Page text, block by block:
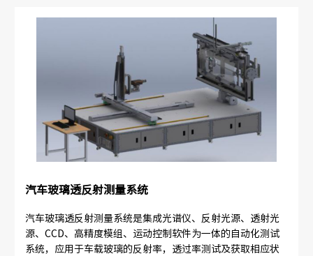
汽车玻璃透反射测量系统
汽车玻璃透反射测量系统是集成光谱仪、反射光源、透射光
源、CCD、高精度模组、运动控制软件为一体的自动化测试
系统，应用于车载玻璃的反射率，透过率测试及获取相应状